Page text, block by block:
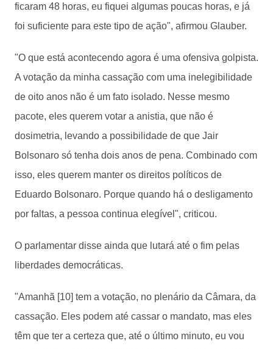
ficaram 48 horas, eu fiquei algumas poucas horas, e já
foi suficiente para este tipo de ação", afirmou Glauber.
"O que está acontecendo agora é uma ofensiva golpista.
A votação da minha cassação com uma inelegibilidade
de oito anos não é um fato isolado. Nesse mesmo
pacote, eles querem votar a anistia, que não é
dosimetria, levando a possibilidade de que Jair
Bolsonaro só tenha dois anos de pena. Combinado com
isso, eles querem manter os direitos políticos de
Eduardo Bolsonaro. Porque quando há o desligamento
por faltas, a pessoa continua elegível", criticou.
O parlamentar disse ainda que lutará até o fim pelas
liberdades democráticas.
"Amanhã [10] tem a votação, no plenário da Câmara, da
cassação. Eles podem até cassar o mandato, mas eles
têm que ter a certeza que, até o último minuto, eu vou